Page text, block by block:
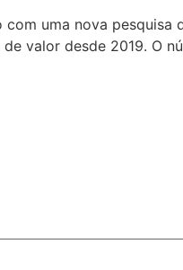
uma nova pesquisa
valor desde 2019. O